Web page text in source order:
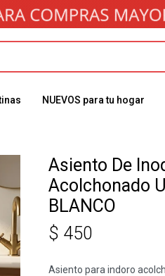
NUEVOS para tu hogar
Asiento De
Acolchonado
BLANCO
$ 450
Asiento para indoro